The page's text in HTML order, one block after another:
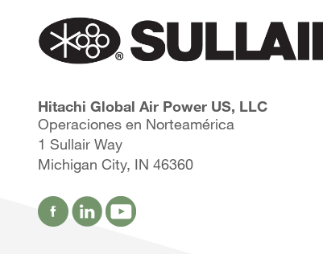
Hitachi Global Air Power US, LLC
Operaciones en Norteamérica
1 Sullair Way
Michigan City, IN 46360